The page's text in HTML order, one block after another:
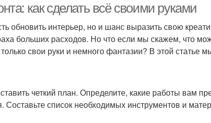
как сделать всё своими руками
обновить интерьер, но и шанс выразить свою
больших расходов. Но что если мы скажем, что
свои руки и немного фантазии? В этой статье
четкий план. Определите, какие работы вам
Составьте список необходимых инструментов и